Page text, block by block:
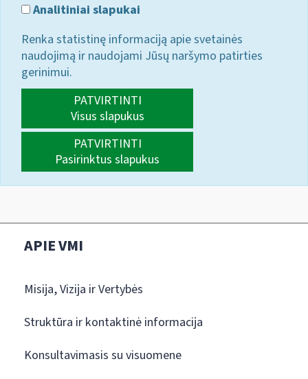
Analitiniai slapukai
Renka statistinę informaciją apie svetainės
naudojimą ir naudojami Jūsų naršymo patirties
gerinimui.
PATVIRTINTI
Visus slapukus
PATVIRTINTI
Pasirinktus slapukus
APIE VMI
Misija, Vizija ir Vertybės
Struktūra ir kontaktinė informacija
Konsultavimasis su visuomene